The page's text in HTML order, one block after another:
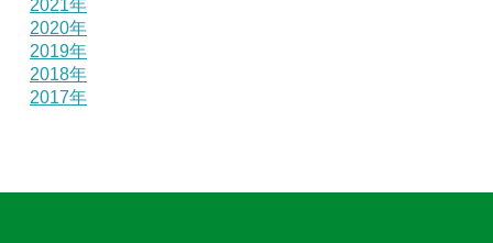
2021年
2020年
2019年
2018年
2017年